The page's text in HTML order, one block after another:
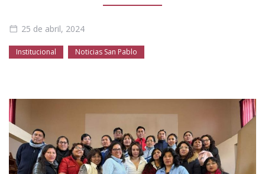
Licenciamiento Biblioteca
25 de abril, 2024
Institucional Noticias San Pablo